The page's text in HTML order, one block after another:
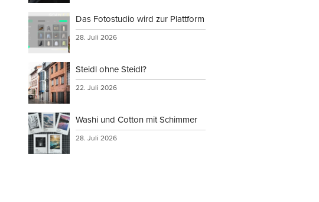
Das Fotostudio wird zur Plattform
28. Juli 2026
Steidl ohne Steidl?
22. Juli 2026
Washi und Cotton mit Schimmer
28. Juli 2026